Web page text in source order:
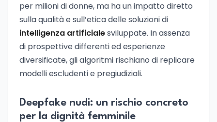
per milioni di donne, ma ha un impatto diretto
sulla qualità e sull’etica delle soluzioni di
intelligenza artificialesviluppate. In assenza
di prospettive differenti ed esperienze
diversificate, gli algoritmi rischiano di replicare
modelli escludenti e pregiudiziali.
Deepfake nudi: un rischio concreto
per la dignità femminile